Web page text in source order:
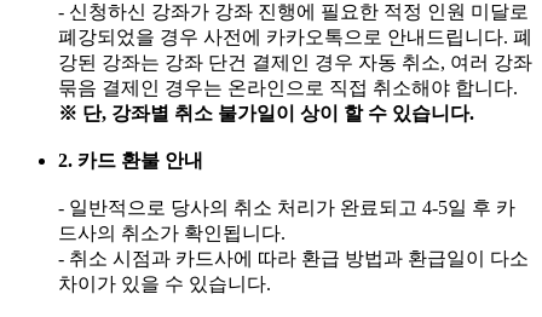
- 신청하신 강좌가 강좌 진행에 필요한 적정 인원 미달로
폐강되었을 경우 사전에 카카오톡으로 안내드립니다. 폐
강된 강좌는 강좌 단건 결제인 경우 자동 취소, 여러 강좌
묶음 결제인 경우는 온라인으로 직접 취소해야 합니다.
※ 단, 강좌별 취소 불가일이 상이 할 수 있습니다.
2. 카드 환불 안내
- 일반적으로 당사의 취소 처리가 완료되고 4-5일 후 카
드사의 취소가 확인됩니다.
- 취소 시점과 카드사에 따라 환급 방법과 환급일이 다소
차이가 있을 수 있습니다.